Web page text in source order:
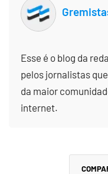
Esse é o blog da
pelos jornalistas
da maior
internet.